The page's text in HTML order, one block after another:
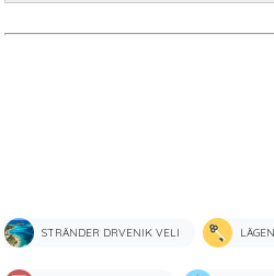
STRÄNDER DRVENIK VELI